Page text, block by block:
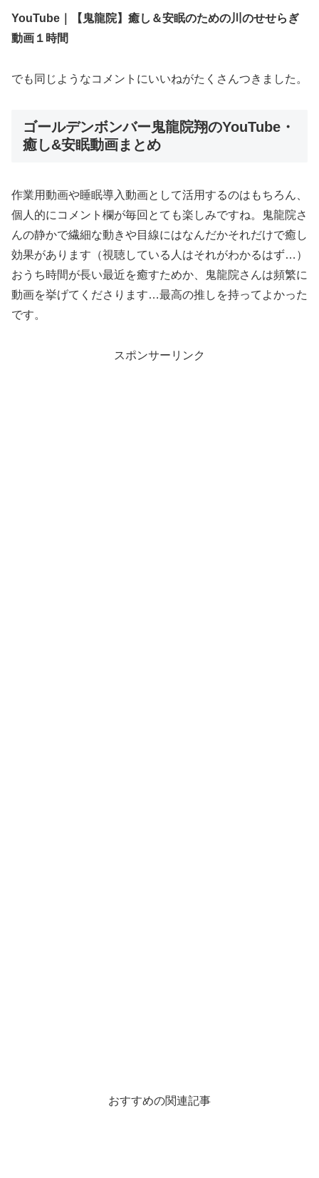
YouTube｜【鬼龍院】癒し＆安眠のための川のせせらぎ
動画１時間
でも同じようなコメントにいいねがたくさんつきました。
ゴールデンボンバー鬼龍院翔のYouTube・
癒し&安眠動画まとめ
作業用動画や睡眠導入動画として活用するのはもちろん、
個人的にコメント欄が毎回とても楽しみですね。鬼龍院さ
んの静かで繊細な動きや目線にはなんだかそれだけで癒し
効果があります（視聴している人はそれがわかるはず…）
おうち時間が長い最近を癒すためか、鬼龍院さんは頻繁に
動画を挙げてくださります…最高の推しを持ってよかった
です。
スポンサーリンク
おすすめの関連記事